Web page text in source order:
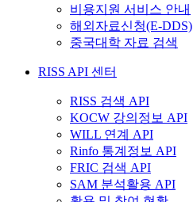
비용지원 서비스 안내
해외자료신청(E-DDS)
중국대학 자료 검색
RISS API 센터
RISS 검색 API
KOCW 강의정보 API
WILL 연계 API
Rinfo 통계정보 API
FRIC 검색 API
SAM 분석활용 API